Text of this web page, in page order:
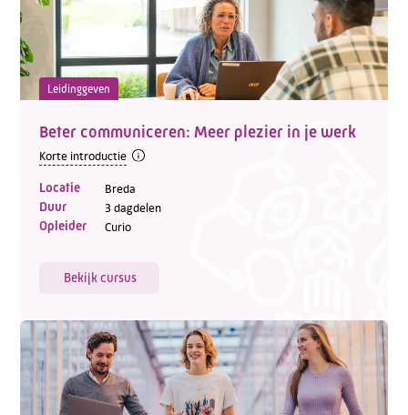
Leidinggeven
Beter communiceren: Meer plezier in je werk
Korte introductie
Locatie Breda
Duur 3 dagdelen
Opleider Curio
Bekijk cursus